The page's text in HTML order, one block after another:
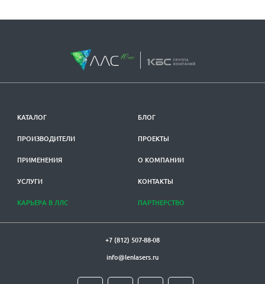
КАТАЛОГ
ПРОИЗВОДИТЕЛИ
ПРИМЕНЕНИЯ
УСЛУГИ
КАРЬЕРА В ЛЛС
БЛОГ
ПРОЕКТЫ
О КОМПАНИИ
КОНТАКТЫ
ПАРТНЕРСТВО
+7 (812) 507-88-08
info@lenlasers.ru